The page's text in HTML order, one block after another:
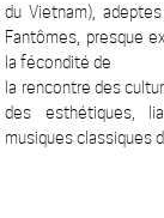
du Vietnam),
Fantômes, presque
la fécondité de
la rencontre des
des esthétiques,
musiques classiques